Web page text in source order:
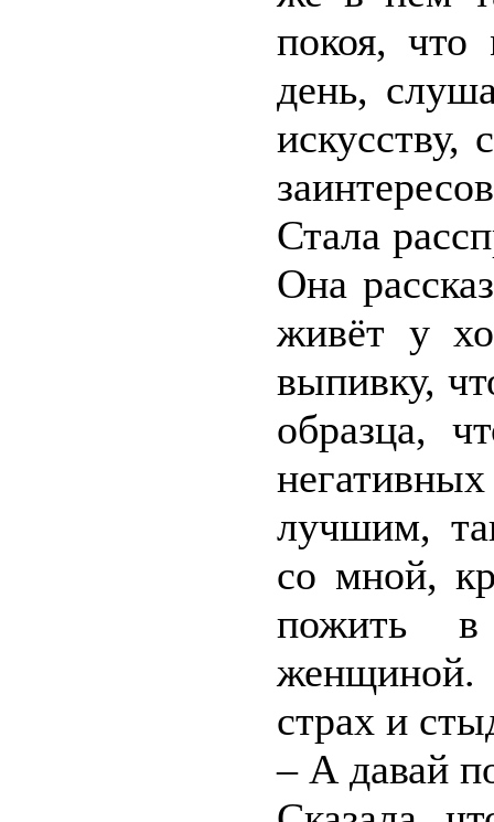
покоя,
день,
искусству,
Стала
Она
живёт у
выпивку,
образца,
лучшим,
со мной,
пожить
женщиной.
страх и
– А давай